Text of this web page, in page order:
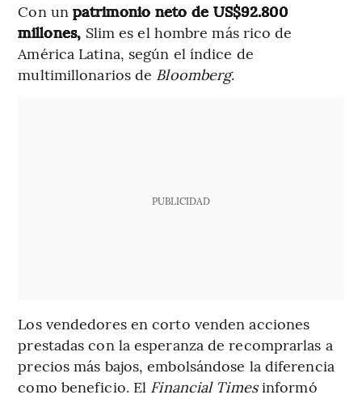
Con unpatrimonio neto de US$92.800
millones, Slim es el hombre más rico de
América Latina, según el índice de
multimillonarios de Bloomberg.
PUBLICIDAD
Los vendedores en corto venden acciones
prestadas con la esperanza de recomprarlas a
precios más bajos, embolsándose la diferencia
como beneficio. El Financial Timesinformó